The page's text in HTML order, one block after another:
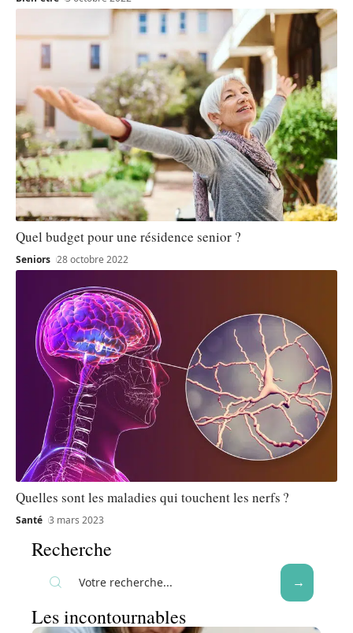
Quel budget pour une résidence senior ?
Seniors 28 octobre 2022
Quelles sont les maladies qui touchent les nerfs ?
Santé 3 mars 2023
Recherche
Les incontournables